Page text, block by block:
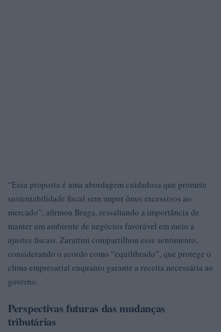
“Essa proposta é uma abordagem cuidadosa que promete
sustentabilidade fiscal sem impor ônus excessivos ao
mercado”, afirmou Braga, ressaltando a importância de
manter um ambiente de negócios favorável em meio a
ajustes fiscais. Zarattini compartilhou esse sentimento,
considerando o acordo como “equilibrado”, que protege o
clima empresarial enquanto garante a receita necessária ao
governo.
Perspectivas futuras das mudanças
tributárias